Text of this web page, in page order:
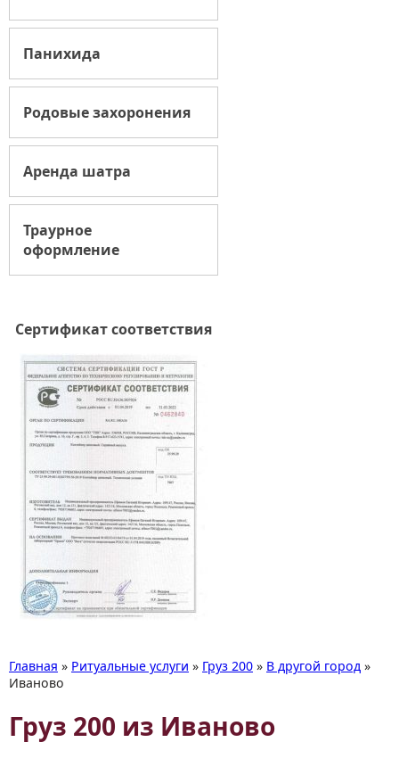
Панихида
Родовые захоронения
Аренда шатра
Траурное
оформление
Сертификат соответствия
Главная » Ритуальные услуги » Груз 200 » В другой город »
Иваново
Груз 200 из Иваново